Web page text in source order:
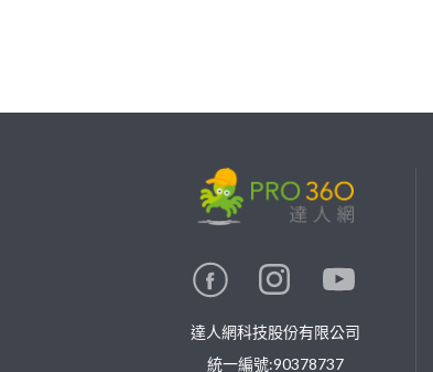
達人網科技股份有限公司
統一編號:90378737